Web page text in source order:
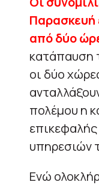
Παρασκευή
από δύο
κατάπαυση
οι δύο
πολέμου η
υπηρεσιών
Ενώ